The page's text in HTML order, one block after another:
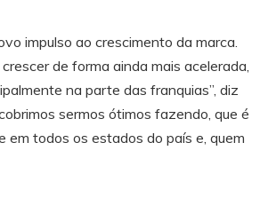
ao crescimento da marca.
de forma ainda mais acelerada,
na parte das franquias”, diz
sermos ótimos fazendo, que é
em todos os estados do país e, quem